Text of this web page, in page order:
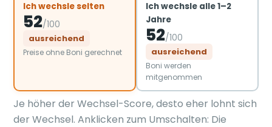
Ich wechsle selten
52/100
ausreichend
Preise ohne Boni gerechnet
Ich wechsle alle 1–2
Jahre
52/100
ausreichend
Boni werden
mitgenommen
Je höher der Wechsel-Score, desto eher lohnt sich
der Wechsel. Anklicken zum Umschalten: Die